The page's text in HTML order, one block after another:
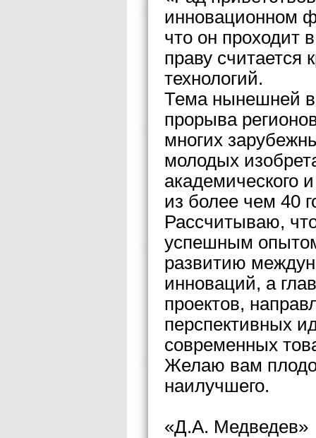
инновационном
что он проходит
праву считается
технологий.
Тема нынешней
прорыва
многих
молодых
академического
из более чем 40
Рассчитываю,
успешным
развитию
инноваций, а
проектов,
перспективных
современных
Желаю вам
наилучшего.
«Д.А. Медведев»